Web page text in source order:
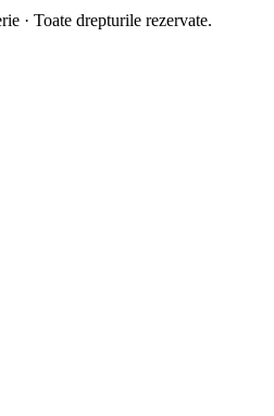
· Toate drepturile rezervate.